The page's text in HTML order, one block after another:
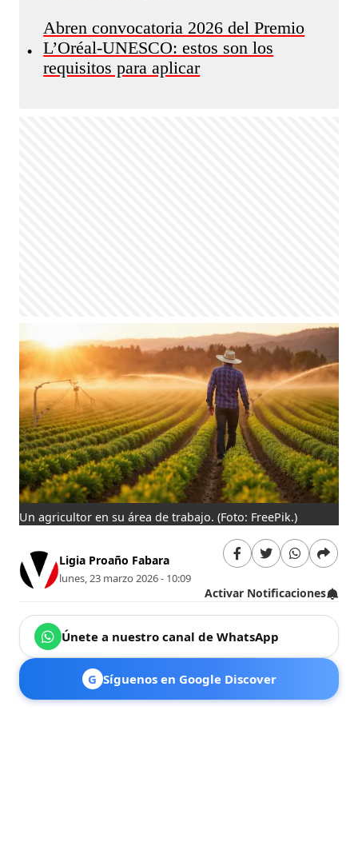
•
Abren convocatoria 2026 del Premio
L’Oréal-UNESCO: estos son los
requisitos para aplicar
Un agricultor en su área de trabajo.(Foto: FreePik.)
Ligia Proaño Fabara
lunes, 23 marzo 2026 - 10:09
Activar Notificaciones
Únete a nuestro canal de WhatsApp
G Síguenos en Google Discover